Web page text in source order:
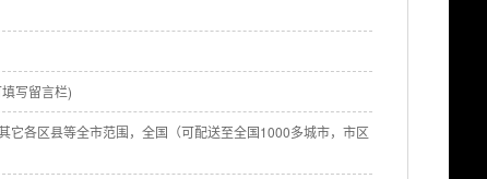
写留言栏)
它各区县等全市范围，全国（可配送至全国1000多城市，市区